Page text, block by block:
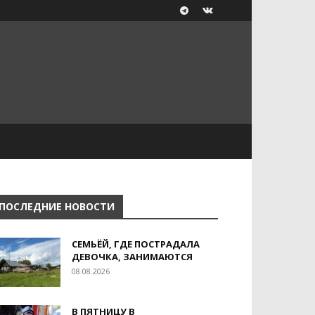
НОВОСТИ
СЕМЬЁЙ, ГДЕ ПОСТРАДАЛА
ДЕВОЧКА, ЗАНИМАЮТСЯ
08.08.2026
В ПЯТНИЦУ В